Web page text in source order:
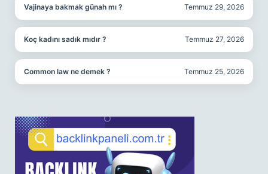
Vajinaya bakmak günah mı ? Temmuz 29, 2026
Koç kadını sadık mıdır ? Temmuz 27, 2026
Common law ne demek ? Temmuz 25, 2026